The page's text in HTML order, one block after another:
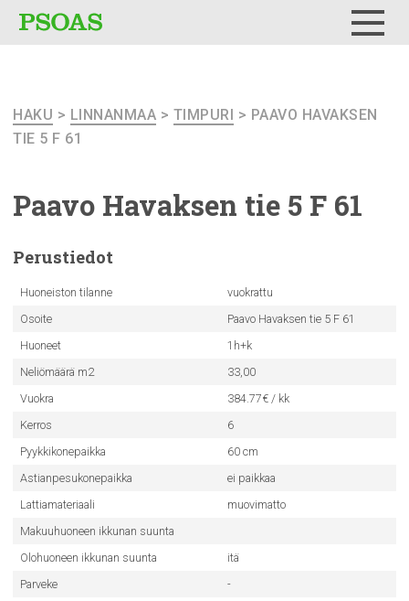
HAKU > LINNANMAA > TIMPURI > PAAVO HAVAKSEN
TIE 5 F 61
Paavo Havaksen tie 5 F 61
Perustiedot
Huoneiston tilanne
vuokrattu
Osoite
Paavo Havaksen tie 5 F 61
Huoneet
1h+k
Neliömäärä m2
33,00
Vuokra
384.77€ / kk
Kerros
6
Pyykkikonepaikka
60 cm
Astianpesukonepaikka
ei paikkaa
Lattiamateriaali
muovimatto
Makuuhuoneen ikkunan suunta
Olohuoneen ikkunan suunta
itä
Parveke
-